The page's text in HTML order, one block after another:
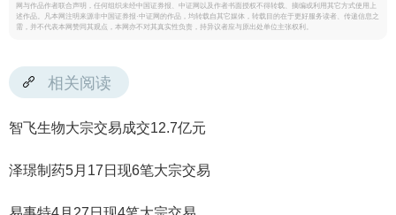
网与作品作者联合声明，任何组织未经中国证券报、中证网以及作者书面授权不得转载、摘编或利用其它方式使用上
述作品。凡本网注明来源非中国证券报·中证网的作品，均转载自其它媒体，转载目的在于更好服务读者、传递信息之
需，并不代表本网赞同其观点，本网亦不对其真实性负责，持异议者应与原出处单位主张权利。
相关阅读
智飞生物大宗交易成交12.7亿元
泽璟制药5月17日现6笔大宗交易